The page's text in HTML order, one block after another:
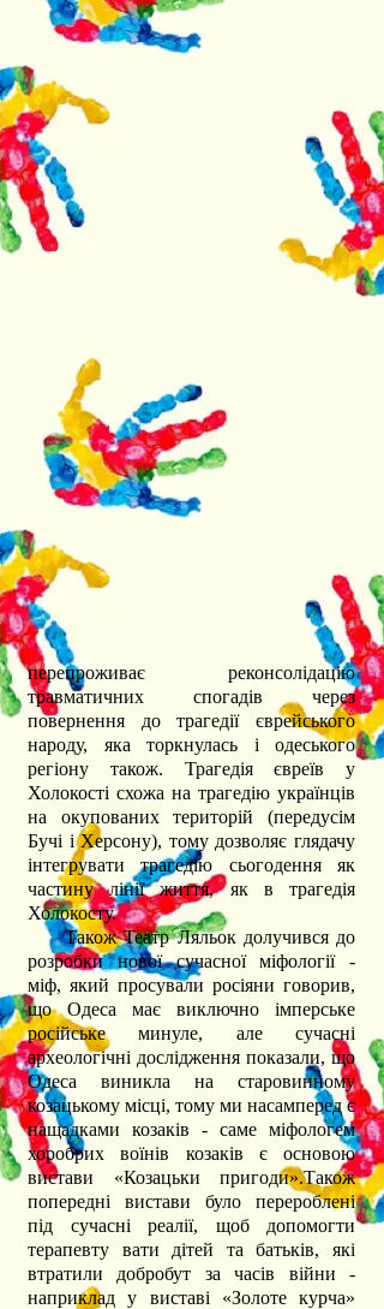
перепроживає реконсолідацію
травматичних спогадів через
повернення до трагедії єврейського
народу, яка торкнулась і одеського
регіону також. Трагедія євреїв у
Холокості схожа на трагедію українців
на окупованих територій (передусім
Бучі і Херсону), тому дозволяє глядачу
інтегрувати трагедію сьогодення як
частину лінії життя, як в трагедія
Холокосту.
Також Театр Ляльок долучився до
розробки нової сучасної міфології -
міф, який просували росіяни говорив,
що Одеса має виключно імперське
російське минуле, але сучасні
археологічні дослідження показали, що
Одеса виникла на старовинному
козацькому місці, тому ми насамперед є
нащадками козаків - саме міфологем
хоробрих воїнів козаків є основою
вистави «Козацьки пригоди».Також
попередні вистави було перероблені
під сучасні реалії, щоб допомогти
терапевту вати дітей табатьків, які
втратили добробут за часів війни -
наприклад у виставі «Золоте курча»